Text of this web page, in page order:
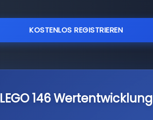
KOSTENLOS REGISTRIEREN
LEGO 146 Wertentwicklung